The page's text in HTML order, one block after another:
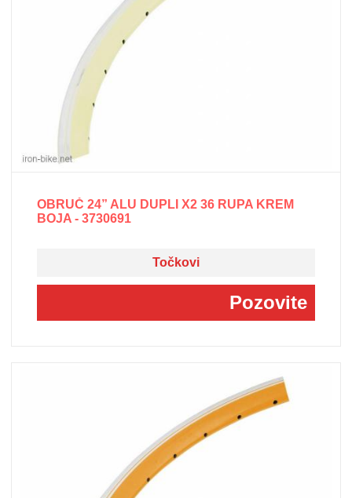
OBRUČ 24” ALU DUPLI X2 36 RUPA KREM
BOJA - 3730691
Točkovi
Pozovite